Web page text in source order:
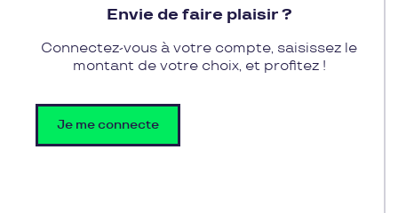
Envie de faire plaisir ?
Connectez-vous à votre compte, saisissez le
montant de votre choix, et profitez !
Je me connecte